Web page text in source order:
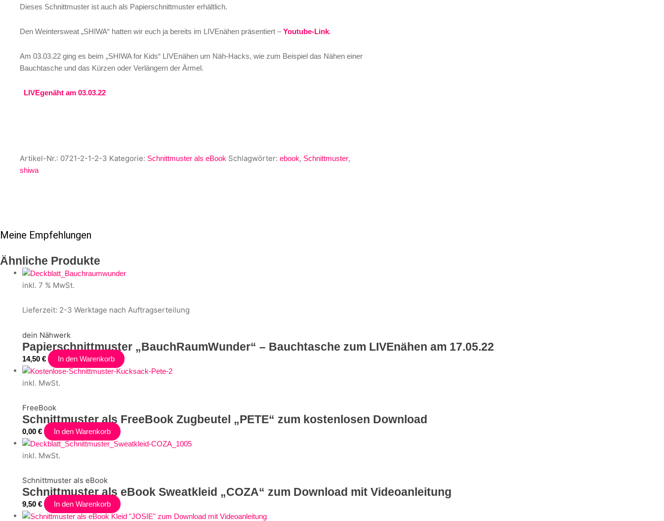
Dieses Schnittmuster ist auch als Papierschnittmuster erhältlich.
Den Weintersweat „SHIWA“ hatten wir euch ja bereits im LIVEnähen präsentiert –Youtube-Link.
Am 03.03.22 ging es beim „SHIWA for Kids“ LIVEnähen um Näh-Hacks, wie zum Beispiel das Nähen einer
Bauchtasche und das Kürzen oder Verlängern der Ärmel.
LIVEgenäht am 03.03.22
Artikel-Nr.: 0721-2-1-2-3 Kategorie: Schnittmuster als eBook Schlagwörter: ebook, Schnittmuster,
shiwa
Meine Empfehlungen
Ähnliche Produkte
inkl. 7 % MwSt.
Lieferzeit: 2-3 Werktage nach Auftragserteilung
dein Nähwerk
Papierschnittmuster „BauchRaumWunder“ – Bauchtasche zum LIVEnähen am 17.05.22
14,50 € In den Warenkorb
inkl. MwSt.
FreeBook
Schnittmuster als FreeBook Zugbeutel „PETE“ zum kostenlosen Download
0,00 € In den Warenkorb
inkl. MwSt.
Schnittmuster als eBook
Schnittmuster als eBook Sweatkleid „COZA“ zum Download mit Videoanleitung
9,50 € In den Warenkorb